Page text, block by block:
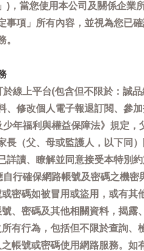
)，當您使用本公司及關係企業
事項」所有內容，並視為您已
。
於線上平台(包含但不限於：誠
、修改個人電子報退訂閱、參
少年福利與權益保障法》規定
長（父、母或監護人，以下同
詳讀、瞭解並同意接受本特別約
自行確保網路帳號及密碼之機
密碼如被冒用或盜用，或有其
、密碼及其他相關資料，揭露
有行為，包括但不限於查詢
帳號或密碼使用網路服務。如